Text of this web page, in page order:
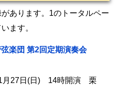
あります。1のトータルペー
ます。
楽団 第2回定期演奏会
月27日(日) 14時開演 栗